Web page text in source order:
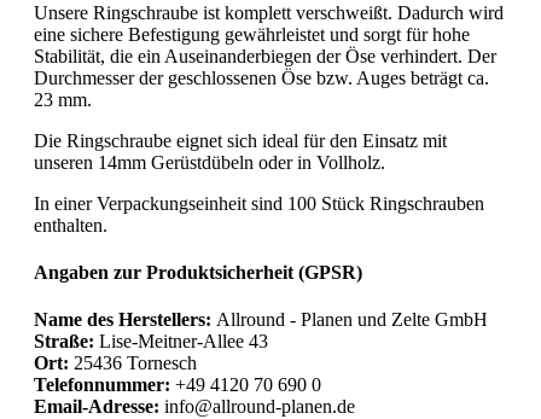
Unsere Ringschraube ist komplett verschweißt. Dadurch wird
eine sichere Befestigung gewährleistet und sorgt für hohe
Stabilität, die ein Auseinanderbiegen der Öse verhindert. Der
Durchmesser der geschlossenen Öse bzw. Auges beträgt ca.
23 mm.
Die Ringschraube eignet sich ideal für den Einsatz mit
unseren 14mm Gerüstdübeln oder in Vollholz.
In einer Verpackungseinheit sind 100 Stück Ringschrauben
enthalten.
Angaben zur Produktsicherheit (GPSR)
Name des Herstellers: Allround - Planen und Zelte GmbH
Straße: Lise-Meitner-Allee 43
Ort: 25436 Tornesch
Telefonnummer: +49 4120 70 690 0
Email-Adresse: info@allround-planen.de